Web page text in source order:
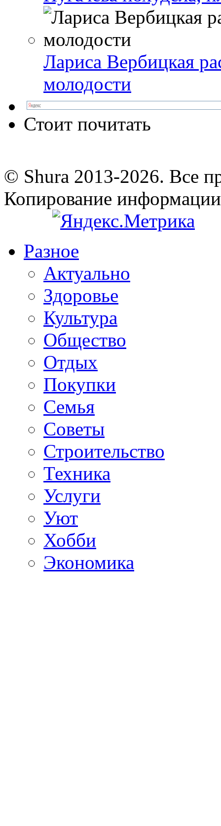
Лариса Вербицкая
молодости
Стоит почитать
© Shura 2013-2026. Все
Копирование
Разное
Актуально
Здоровье
Культура
Общество
Отдых
Покупки
Семья
Советы
Строительство
Техника
Услуги
Уют
Хобби
Экономика